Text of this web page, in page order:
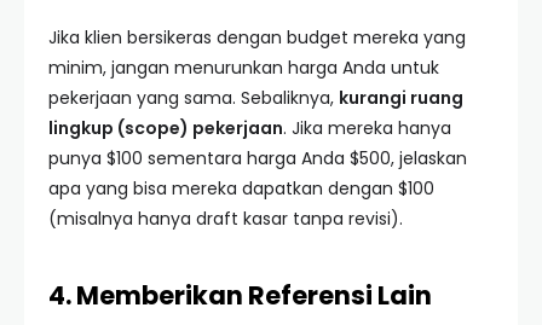
Jika klien bersikeras dengan budget mereka yang
minim, jangan menurunkan harga Anda untuk
pekerjaan yang sama. Sebaliknya, kurangi ruang
lingkup (scope) pekerjaan. Jika mereka hanya
punya $100 sementara harga Anda $500, jelaskan
apa yang bisa mereka dapatkan dengan $100
(misalnya hanya draft kasar tanpa revisi).
4. Memberikan Referensi Lain